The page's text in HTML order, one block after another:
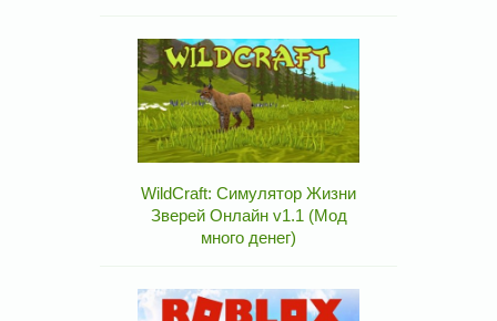
WildCraft: Симулятор Жизни
Зверей Онлайн v1.1 (Мод
много денег)